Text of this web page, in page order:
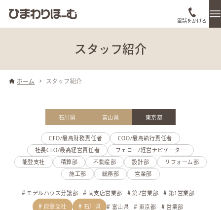
電話をかける
スタッフ紹介
ホーム スタッフ紹介
石川県 富山県 東京都
CFO/最高財務責任者 COO/最高執行責任者
社長CEO/最高経営責任者 フェロー/経営ナビゲーター
能登支社 積算部 不動産部 設計部 リフォーム部
施工部 総務部 営業部
モデルハウス分譲部 南支店営業部 第2営業部 第1営業部
能登支社 石川県 富山県 東京都 営業部